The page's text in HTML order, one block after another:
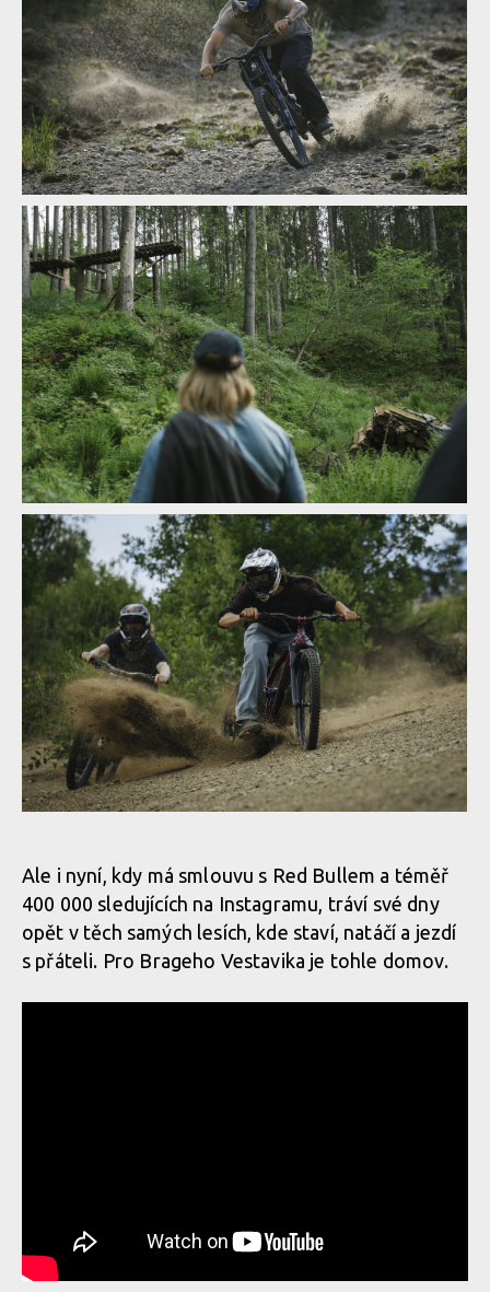
Video: This is Home - Brage Vestavik
Video: This is Home - Brage Vestavik
Ale i nyní, kdy má smlouvu s Red Bullem a téměř
400 000 sledujících na Instagramu, tráví své dny
opět v těch samých lesích, kde staví, natáčí a jezdí
s přáteli. Pro Brageho Vestavika je tohle domov.